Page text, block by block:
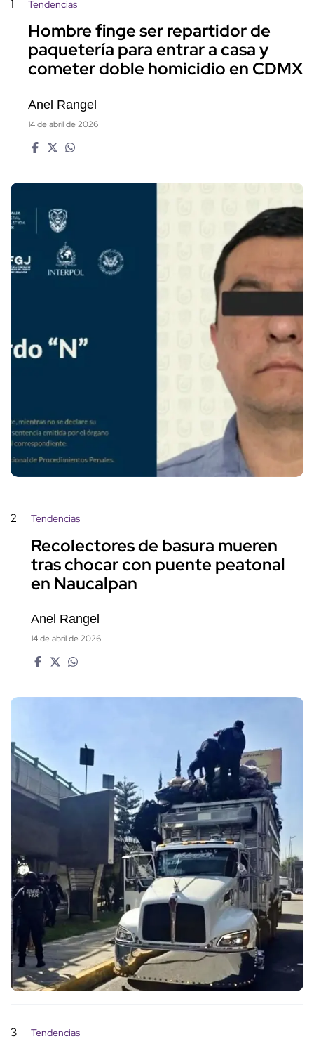
1 Tendencias
Hombre finge ser repartidor de
paquetería para entrar a casa y
cometer doble homicidio en CDMX
Anel Rangel
14 de abril de 2026
2 Tendencias
Recolectores de basura mueren
tras chocar con puente peatonal
en Naucalpan
Anel Rangel
14 de abril de 2026
3 Tendencias